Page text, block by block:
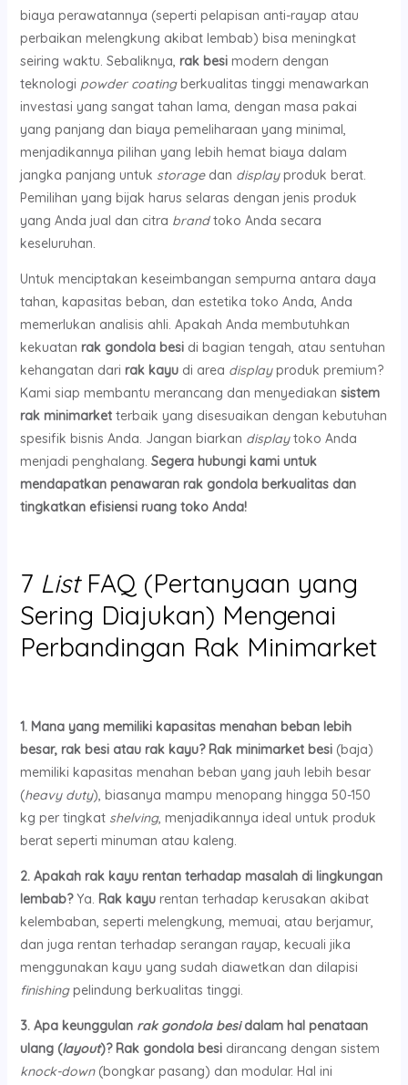
biaya perawatannya (seperti pelapisan anti-rayap atau
perbaikan melengkung akibat lembab) bisa meningkat
seiring waktu. Sebaliknya, rak besimodern dengan
teknologi powder coatingberkualitas tinggi menawarkan
investasi yang sangat tahan lama, dengan masa pakai
yang panjang dan biaya pemeliharaan yang minimal,
menjadikannya pilihan yang lebih hemat biaya dalam
jangka panjang untuk storagedan displayproduk berat.
Pemilihan yang bijak harus selaras dengan jenis produk
yang Anda jual dan citra brandtoko Anda secara
keseluruhan.
Untuk menciptakan keseimbangan sempurna antara daya
tahan, kapasitas beban, dan estetika toko Anda, Anda
memerlukan analisis ahli. Apakah Anda membutuhkan
kekuatan rak gondola besidi bagian tengah, atau sentuhan
kehangatan dari rak kayudi area displayproduk premium?
Kami siap membantu merancang dan menyediakan sistem
rak minimarketterbaik yang disesuaikan dengan kebutuhan
spesifik bisnis Anda. Jangan biarkan displaytoko Anda
menjadi penghalang. Segera hubungi kami untuk
mendapatkan penawaran rak gondola berkualitas dan
tingkatkan efisiensi ruang toko Anda!
7 ListFAQ (Pertanyaan yang
Sering Diajukan) Mengenai
Perbandingan Rak Minimarket
1. Mana yang memiliki kapasitas menahan beban lebih
besar, rak besi atau rak kayu? Rak minimarket besi(baja)
memiliki kapasitas menahan beban yang jauh lebih besar
(heavy duty), biasanya mampu menopang hingga 50-150
kg per tingkat shelving, menjadikannya ideal untuk produk
berat seperti minuman atau kaleng.
2. Apakah rak kayu rentan terhadap masalah di lingkungan
lembab?Ya. Rak kayurentan terhadap kerusakan akibat
kelembaban, seperti melengkung, memuai, atau berjamur,
dan juga rentan terhadap serangan rayap, kecuali jika
menggunakan kayu yang sudah diawetkan dan dilapisi
finishingpelindung berkualitas tinggi.
3. Apa keunggulan rak gondola besidalam hal penataan
ulang (layout)? Rak gondola besidirancang dengan sistem
knock-down(bongkar pasang) dan modular. Hal ini